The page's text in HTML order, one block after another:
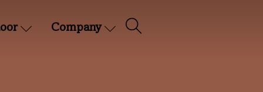
Company